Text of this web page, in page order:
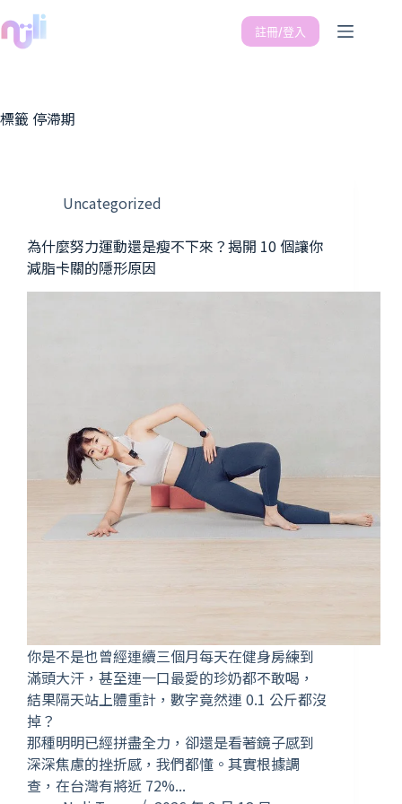
註冊/登入
標籤 停滯期
Uncategorized
為什麼努力運動還是瘦不下來？揭開 10 個讓你
減脂卡關的隱形原因
你是不是也曾經連續三個月每天在健身房練到
滿頭大汗，甚至連一口最愛的珍奶都不敢喝，
結果隔天站上體重計，數字竟然連 0.1 公斤都沒
掉？
那種明明已經拼盡全力，卻還是看著鏡子感到
深深焦慮的挫折感，我們都懂。其實根據調
查，在台灣有將近 72%...